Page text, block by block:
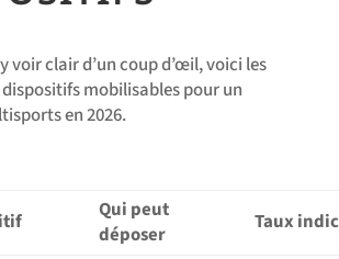
voir clair d’un coup d’œil, voici les
mobilisables pour un
en 2026.
Qui peut
déposer
Taux